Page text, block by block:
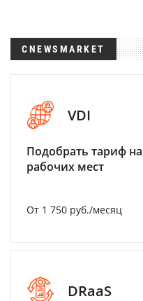
CNEWSMARKET
VDI
Подобрать тариф
рабочих мест
От 1 750 руб./месяц
DRaaS